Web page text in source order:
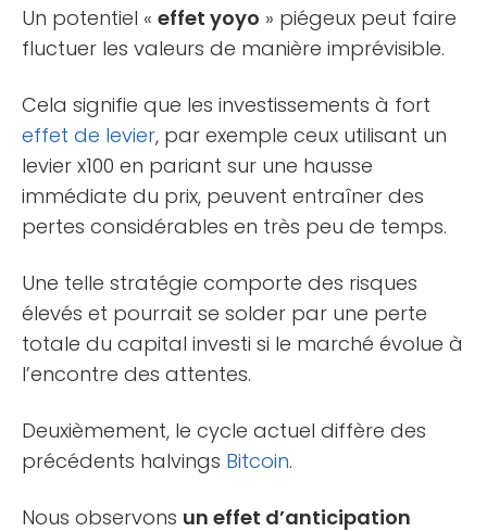
Un potentiel « effet yoyo » piégeux peut faire
fluctuer les valeurs de manière imprévisible.
Cela signifie que les investissements à fort
effet de levier, par exemple ceux utilisant un
levier x100 en pariant sur une hausse
immédiate du prix, peuvent entraîner des
pertes considérables en très peu de temps.
Une telle stratégie comporte des risques
élevés et pourrait se solder par une perte
totale du capital investi si le marché évolue à
l’encontre des attentes.
Deuxièmement, le cycle actuel diffère des
précédents halvings Bitcoin.
Nous observons un effet d’anticipation